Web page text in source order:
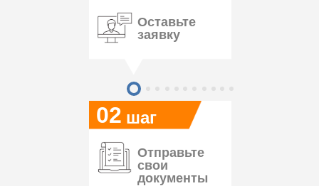
02
Оставьте
заявку
шаг
Отправьте
свои
документы